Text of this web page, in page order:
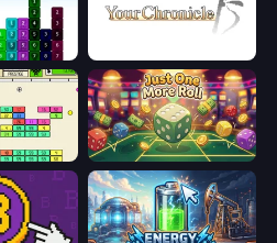
Just One More Roll